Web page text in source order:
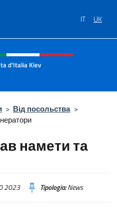
IT UK
social e menù
d'Italia Kiev
> Від посольства >
намети та
2023 Tipologia:News